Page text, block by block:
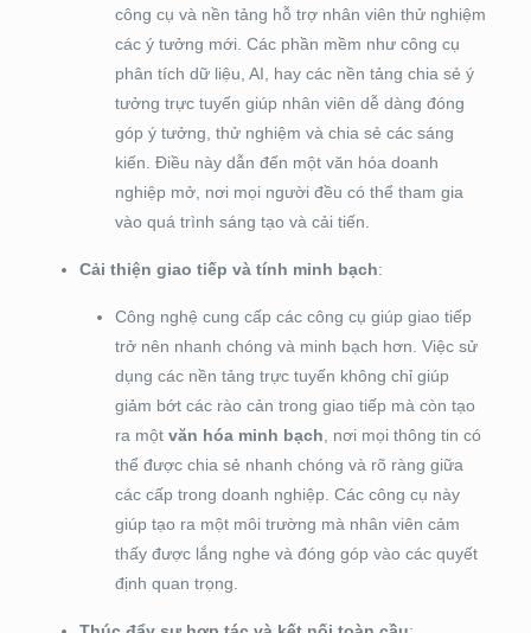
công cụ và nền tảng hỗ trợ nhân viên thử nghiệm
các ý tưởng mới. Các phần mềm như công cụ
phân tích dữ liệu, AI, hay các nền tảng chia sẻ ý
tưởng trực tuyến giúp nhân viên dễ dàng đóng
góp ý tưởng, thử nghiệm và chia sẻ các sáng
kiến. Điều này dẫn đến một văn hóa doanh
nghiệp mở, nơi mọi người đều có thể tham gia
vào quá trình sáng tạo và cải tiến.
Cải thiện giao tiếp và tính minh bạch:
Công nghệ cung cấp các công cụ giúp giao tiếp
trở nên nhanh chóng và minh bạch hơn. Việc sử
dụng các nền tảng trực tuyến không chỉ giúp
giảm bớt các rào cản trong giao tiếp mà còn tạo
ra một văn hóa minh bạch , nơi mọi thông tin có
thể được chia sẻ nhanh chóng và rõ ràng giữa
các cấp trong doanh nghiệp. Các công cụ này
giúp tạo ra một môi trường mà nhân viên cảm
thấy được lắng nghe và đóng góp vào các quyết
định quan trọng.